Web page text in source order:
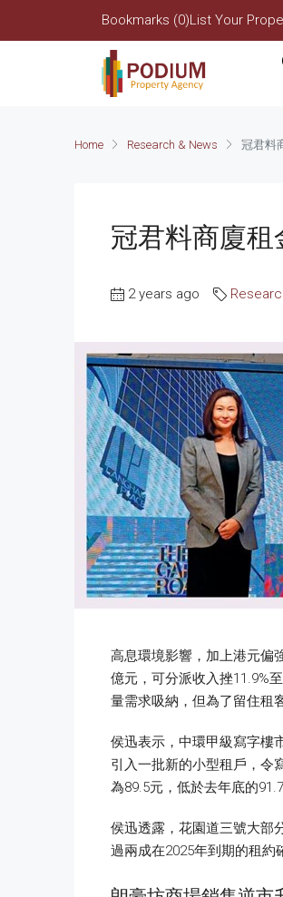
Bookmarks (0)List Your
Home Research & News 冠君料
冠君料商廈租
2 years ago
高息環境影響，加上港元偏
億元，可分派收入挫11.9%
量需求吸納，但為了留住租
侯迅表示，中環甲級寫字樓
引入一批新的小型租戶，令
為89.5元，低於去年底的
侯迅透露，花園道三號大部
過兩成在2025年到期的租約